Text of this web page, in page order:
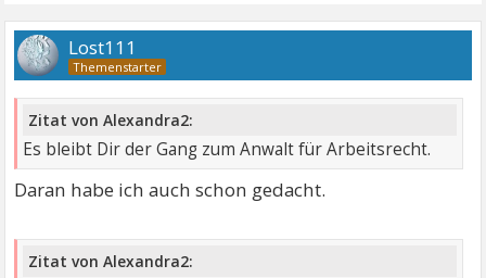
Lost111
Zitat von Alexandra2:
Es bleibt Dir der Gang zum Anwalt für Arbeitsrecht.
Daran habe ich auch schon gedacht.
Zitat von Alexandra2: